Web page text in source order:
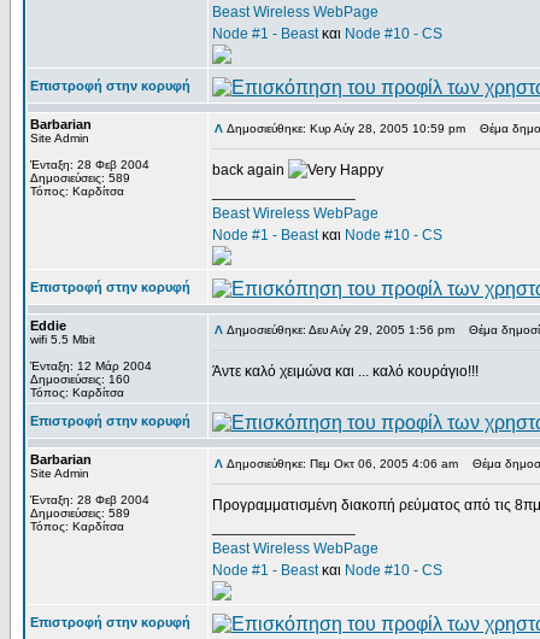
Beast Wireless WebPage
Node #1 - Beastκαι Node #10 - CS
Επιστροφή στην κορυφή
Barbarian
Site Admin
Ένταξη: 28 Φεβ 2004
Δημοσιεύσεις: 589
Τόπος: Καρδίτσα
Δημοσιεύθηκε: Κυρ Αύγ 28, 2005 10:59 pm Θέμα
back again
Beast Wireless WebPage
Node #1 - Beastκαι Node #10 - CS
Επιστροφή στην κορυφή
Eddie
wifi 5.5 Mbit
Ένταξη: 12 Μάρ 2004
Δημοσιεύσεις: 160
Τόπος: Καρδίτσα
Δημοσιεύθηκε: Δευ Αύγ 29, 2005 1:56 pm Θέμα
Άντε καλό χειμώνα και ... καλό κουράγιο!!!
Επιστροφή στην κορυφή
Barbarian
Site Admin
Ένταξη: 28 Φεβ 2004
Δημοσιεύσεις: 589
Τόπος: Καρδίτσα
Δημοσιεύθηκε: Πεμ Οκτ 06, 2005 4:06 am Θέμα
Προγραμματισμένη διακοπή ρεύματος από τις
Beast Wireless WebPage
Node #1 - Beastκαι Node #10 - CS
Επιστροφή στην κορυφή